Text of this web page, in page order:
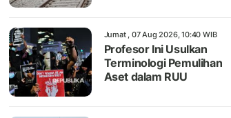
Jumat , 07 Aug 2026, 10:40 WIB
Profesor Ini Usulkan
Terminologi Pemulihan
Aset dalam RUU